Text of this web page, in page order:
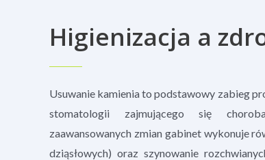
Higienizacja a
Usuwanie kamienia to podstawowy zabieg
stomatologii zajmującego się
zaawansowanych zmian gabinet wykonuje
dziąsłowych) oraz szynowanie